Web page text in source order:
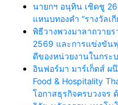
นายกฯ อนุทิน เชิดชู
แหนบทองคำ “รางวัลเ
พิธีวางพวงมาลาถวาย
2569 และการแข่งขัน
ดีของหน่วยงานในกระ
อินฟอร์มา มาร์เก็ตส์ ผ
Food & Hospitality
โอกาสธุรกิจครบวงจร